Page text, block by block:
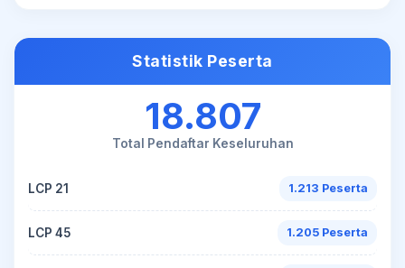
Statistik Peserta
18.807
Total Pendaftar Keseluruhan
LCP 21 1.213 Peserta
LCP 45 1.205 Peserta